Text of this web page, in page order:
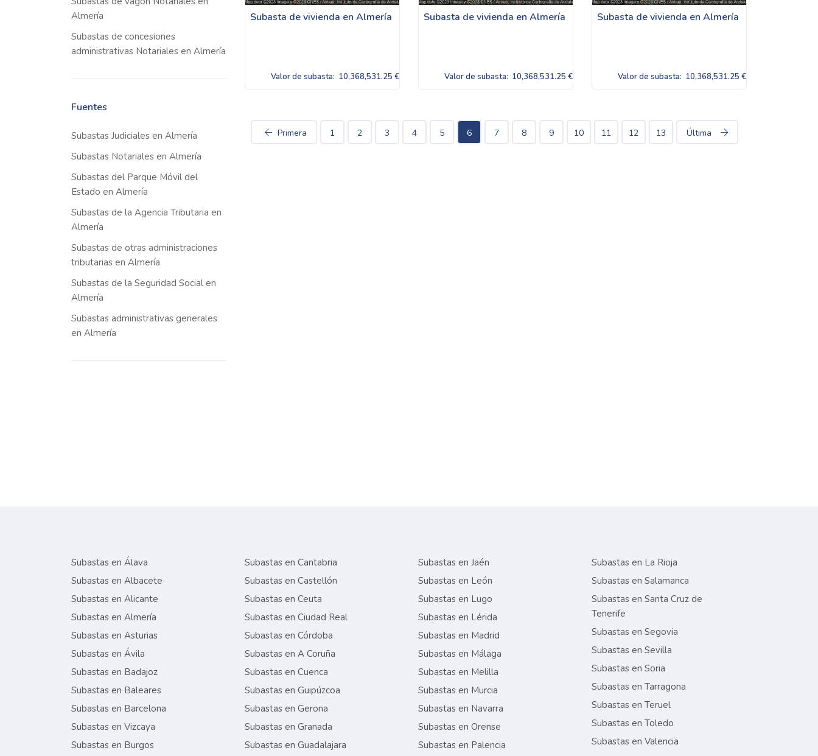
Almería
Subastas de concesiones
administrativas Notariales en Almería
Fuentes
Subastas Judiciales en Almería
Subastas Notariales en Almería
Subastas del Parque Móvil del
Estado en Almería
Subastas de la Agencia Tributaria en
Almería
Subastas de otras administraciones
tributarias en Almería
Subastas de la Seguridad Social en
Almería
Subastas administrativas generales
en Almería
Subasta de vivienda en Almería
Valor de subasta: 10,368,531.25 €
Subasta de vivienda en Almería
Valor de subasta: 10,368,531.25 €
Subasta de vivienda en Almería
Valor de subasta: 10,368,531.25 €
Primera 1 2 3 4 5 6 7 8 9 10 11 12 13 Última
Subastas en Álava
Subastas en Albacete
Subastas en Alicante
Subastas en Almería
Subastas en Asturias
Subastas en Ávila
Subastas en Badajoz
Subastas en Baleares
Subastas en Barcelona
Subastas en Vizcaya
Subastas en Burgos
Subastas en Cantabria
Subastas en Castellón
Subastas en Ceuta
Subastas en Ciudad Real
Subastas en Córdoba
Subastas en A Coruña
Subastas en Cuenca
Subastas en Guipúzcoa
Subastas en Gerona
Subastas en Granada
Subastas en Guadalajara
Subastas en Jaén
Subastas en León
Subastas en Lugo
Subastas en Lérida
Subastas en Madrid
Subastas en Málaga
Subastas en Melilla
Subastas en Murcia
Subastas en Navarra
Subastas en Orense
Subastas en Palencia
Subastas en La Rioja
Subastas en Salamanca
Subastas en Santa Cruz de
Tenerife
Subastas en Segovia
Subastas en Sevilla
Subastas en Soria
Subastas en Tarragona
Subastas en Teruel
Subastas en Toledo
Subastas en Valencia